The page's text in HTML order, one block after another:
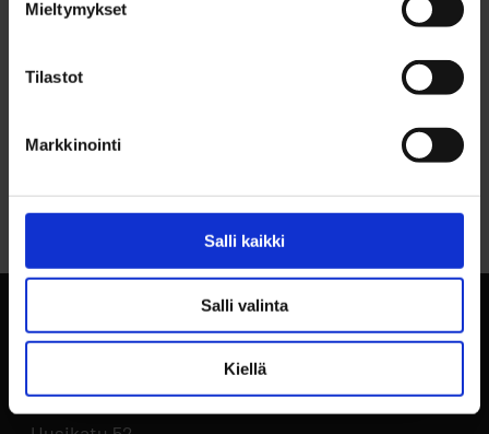
Mieltymykset
Tilastot
Markkinointi
Salli kaikki
Salli valinta
Kiellä
Palaa sivun alkuun
BusinessOulu